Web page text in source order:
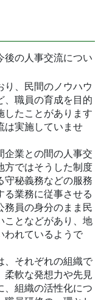
後の人事交流につい
り、民間のノウハウ
、職員の育成を目的
したことがあります
は実施していませ
企業との間の人事交
方ではそうした制度
守秘義務などの服務
る業務に従事させる
務員の身分のまま民
ことなどがあり、地
われているようで
、それぞれの組織で
柔軟な発想力や先見
、組織の活性化につ